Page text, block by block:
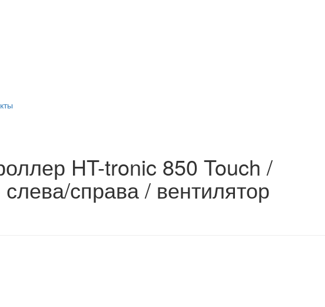
HT-tronic 850 Touch /
справа / вентилятор